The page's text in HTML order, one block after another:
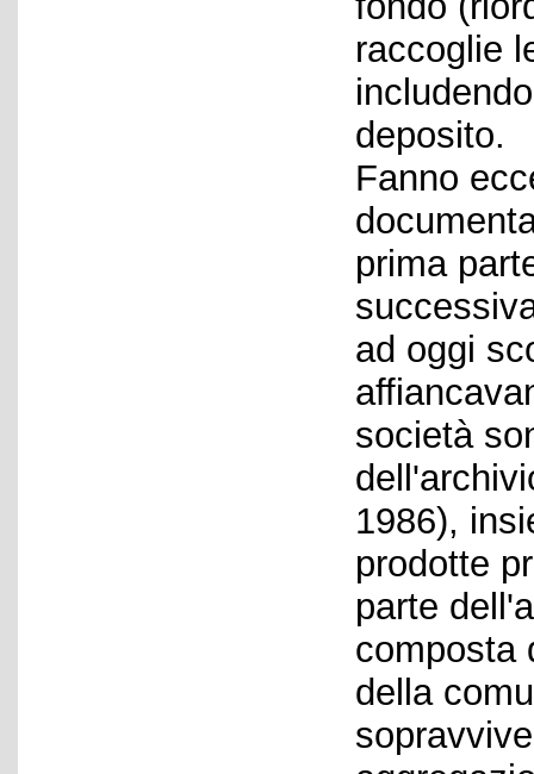
raccoglie
deposito.
Fanno
prima
ad oggi
società
1986),
prodotte
parte
composta
della